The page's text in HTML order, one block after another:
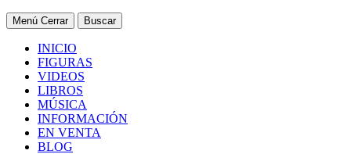
Menú Cerrar Buscar
INICIO
FIGURAS
VIDEOS
LIBROS
MÚSICA
INFORMACIÓN
EN VENTA
BLOG